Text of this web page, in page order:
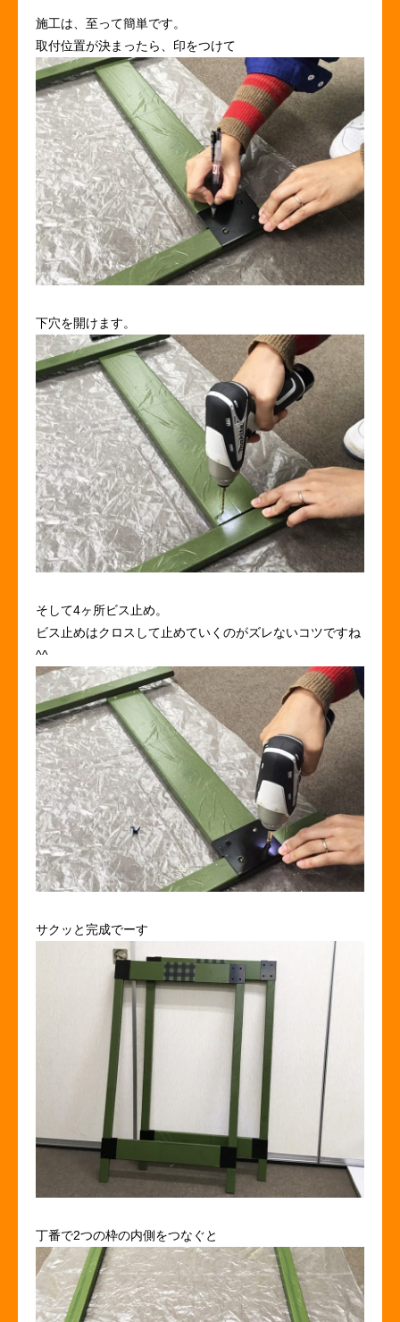
施工は、至って簡単です。
取付位置が決まったら、印をつけて
下穴を開けます。
そして4ヶ所ビス止め。
ビス止めはクロスして止めていくのがズレないコツですね
^^
サクッと完成でーす
丁番で2つの枠の内側をつなぐと